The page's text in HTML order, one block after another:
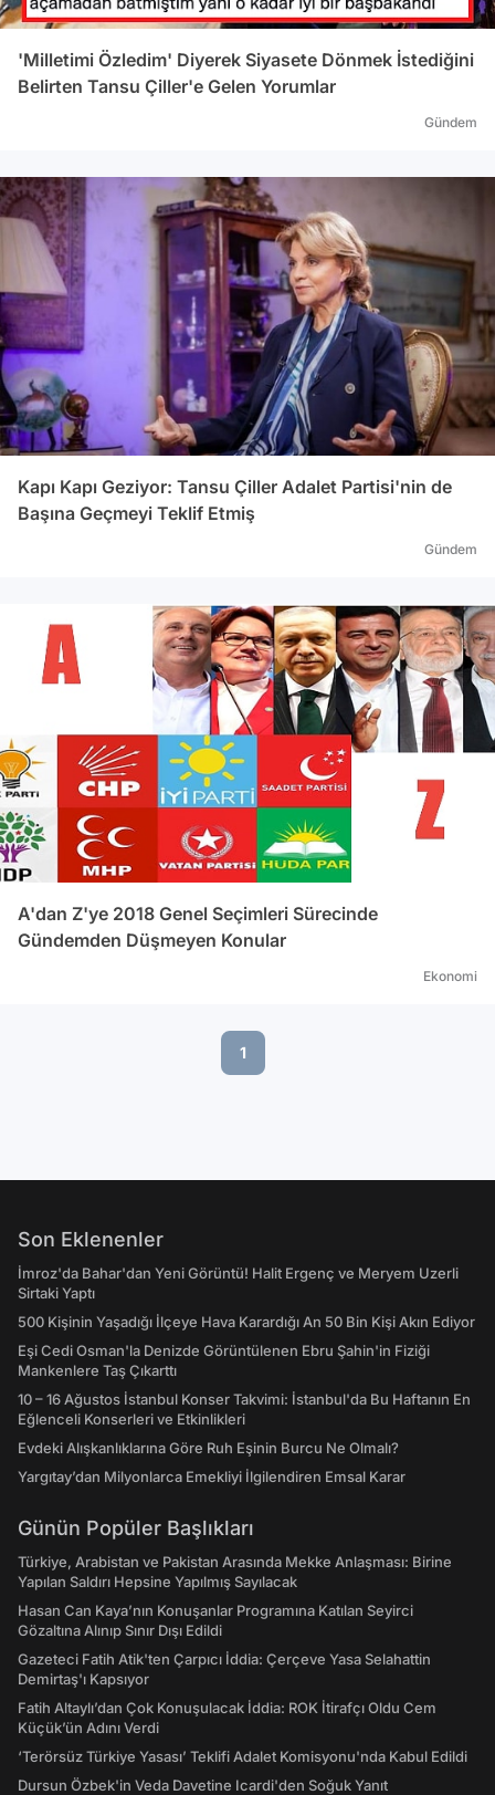
'Milletimi Özledim' Diyerek Siyasete Dönmek İstediğini
Belirten Tansu Çiller'e Gelen Yorumlar
Gündem
Kapı Kapı Geziyor: Tansu Çiller Adalet Partisi'nin de
Başına Geçmeyi Teklif Etmiş
Gündem
A'dan Z'ye 2018 Genel Seçimleri Sürecinde
Gündemden Düşmeyen Konular
Ekonomi
1
Son Eklenenler
İmroz'da Bahar'dan Yeni Görüntü! Halit Ergenç ve Meryem Uzerli
Sirtaki Yaptı
500 Kişinin Yaşadığı İlçeye Hava Karardığı An 50 Bin Kişi Akın Ediyor
Eşi Cedi Osman'la Denizde Görüntülenen Ebru Şahin'in Fiziği
Mankenlere Taş Çıkarttı
10 – 16 Ağustos İstanbul Konser Takvimi: İstanbul'da Bu Haftanın En
Eğlenceli Konserleri ve Etkinlikleri
Evdeki Alışkanlıklarına Göre Ruh Eşinin Burcu Ne Olmalı?
Yargıtay’dan Milyonlarca Emekliyi İlgilendiren Emsal Karar
Günün Popüler Başlıkları
Türkiye, Arabistan ve Pakistan Arasında Mekke Anlaşması: Birine
Yapılan Saldırı Hepsine Yapılmış Sayılacak
Hasan Can Kaya’nın Konuşanlar Programına Katılan Seyirci
Gözaltına Alınıp Sınır Dışı Edildi
Gazeteci Fatih Atik'ten Çarpıcı İddia: Çerçeve Yasa Selahattin
Demirtaş'ı Kapsıyor
Fatih Altaylı’dan Çok Konuşulacak İddia: ROK İtirafçı Oldu Cem
Küçük’ün Adını Verdi
‘Terörsüz Türkiye Yasası’ Teklifi Adalet Komisyonu'nda Kabul Edildi
Dursun Özbek'in Veda Davetine Icardi'den Soğuk Yanıt